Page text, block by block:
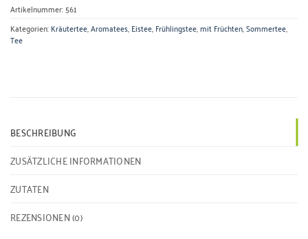
Artikelnummer:561
Kategorien:Kräutertee,Aromatees,Eistee,Frühlingstee,mit Früchten,Sommertee,
Tee
BESCHREIBUNG
ZUSÄTZLICHE INFORMATIONEN
ZUTATEN
REZENSIONEN (0)